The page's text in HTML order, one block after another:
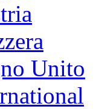
Unito